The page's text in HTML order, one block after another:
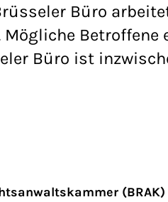
Büro
Betroffene
Büro ist
(BRAK)